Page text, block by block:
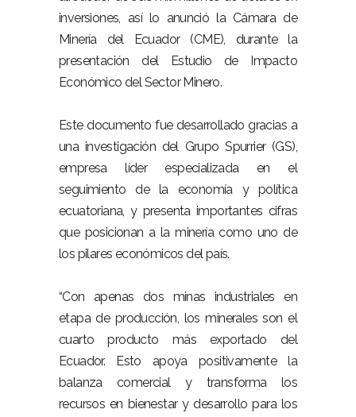
inversiones, así lo anunció la Cámara de
Minería del Ecuador (CME), durante la
presentación del Estudio de Impacto
Económico del Sector Minero.
Este documento fue desarrollado gracias a
una investigación del Grupo Spurrier (GS),
empresa líder especializada en el
seguimiento de la economía y política
ecuatoriana, y presenta importantes cifras
que posicionan a la minería como uno de
los pilares económicos del país.
“Con apenas dos minas industriales en
etapa de producción, los minerales son el
cuarto producto más exportado del
Ecuador. Esto apoya positivamente la
balanza comercial y transforma los
recursos en bienestar y desarrollo para los